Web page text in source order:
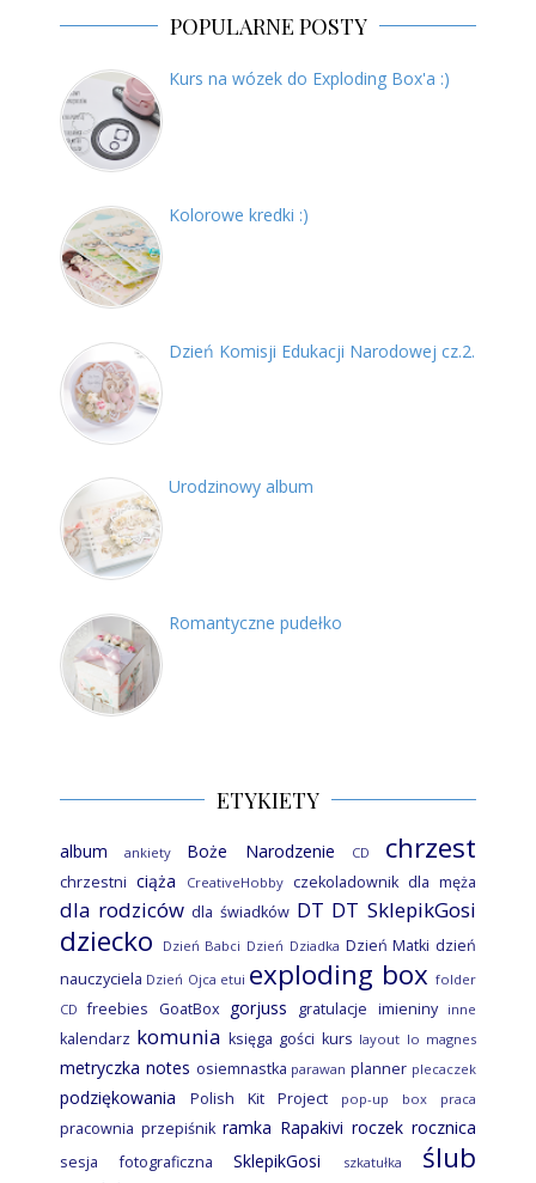
POPULARNE POSTY
Kurs na wózek do Exploding Box'a :)
Kolorowe kredki :)
Dzień Komisji Edukacji Narodowej cz.2.
Urodzinowy album
Romantyczne pudełko
ETYKIETY
album ankiety Boże Narodzenie CD chrzest
chrzestni ciąża CreativeHobby czekoladownik dla męża
dla rodziców dla świadków DT DT SklepikGosi
dziecko Dzień Babci Dzień Dziadka Dzień Matki dzień
nauczyciela Dzień Ojca etui exploding box folder
CD
freebies GoatBox gorjuss gratulacje imieniny inne
kalendarz komunia księga gości kurs layout lo magnes
metryczka notes osiemnastka parawan planner plecaczek
podziękowania Polish Kit Project pop-up box praca
pracownia przepiśnik ramka Rapakivi roczek rocznica
sesja fotograficzna SklepikGosi szkatułka ślub